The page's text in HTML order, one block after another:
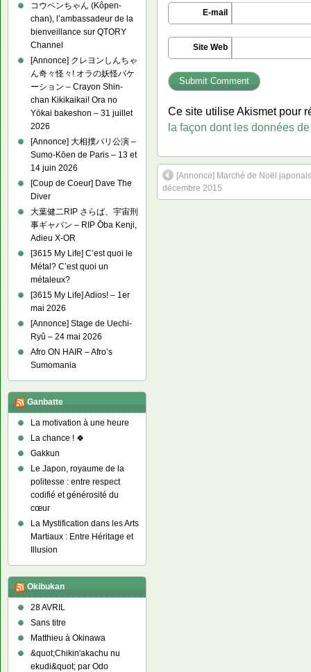
E-mail
Site Web
Ce site utilise Akismet pour
la façon dont les données
[Annonce] Marché de Noël
décembre 2015
コウペンちゃん (Kôpen-
chan), l’ambassadeur de la
bienveillance sur QTORY
Channel
[Annonce] クレヨンしんちゃ
ん奇々怪々! オラの妖怪バケ
ーション – Crayon Shin-
chan Kikikaikai! Ora no
Yōkai bakeshon – 31 juillet
2026
[Annonce] 大相撲パリ公演 –
Sumo-Kōen de Paris – 13 et
14 juin 2026
[Coup de Coeur] Dave The
Diver
大葉健二RIP さらば、宇宙刑
事ギャバン – RIP Ōba Kenji,
Adieu X-OR
[3615 My Life] C’est quoi le
Métal? C’est quoi un
métaleux?
[3615 My Life] Adios! – 1er
mai 2026
[Annonce] Stage de Uechi-
Ryû – 24 mai 2026
Afro ON HAIR – Afro’s
Sumomania
Ganbatte
La motivation à une heure
La chance ! 🍀
Gakkun
Le Japon, royaume de la
politesse : entre respect
codifié et générosité du
cœur
La Mystification dans les Arts
Martiaux : Entre Héritage et
Illusion
Okibukan
28 AVRIL
Sans titre
Matthieu à Okinawa
&quot;Chikin'akachu nu
ekudi&quot; par Odo